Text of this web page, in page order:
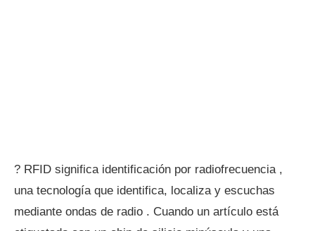
? RFID significa identificación por radiofrecuencia ,
una tecnología que identifica, localiza y escuchas
mediante ondas de radio . Cuando un artículo está